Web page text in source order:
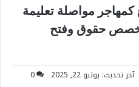
كمهاجر مواصلة تعليمة
حقوق وفتح
آخر تحديث: يوليو 22, 2025
0